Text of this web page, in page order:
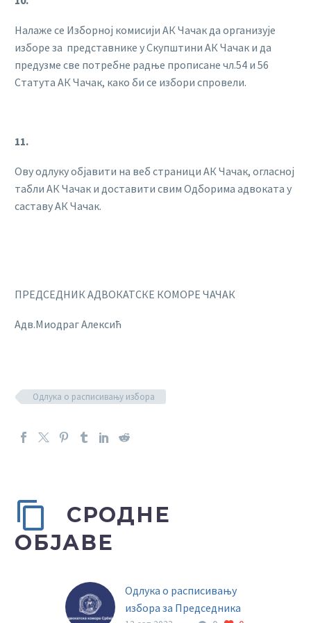
Налаже се Изборној комисији АК Чачак да организује
изборе за представнике у Скупштини АК Чачак и да
предузме све потребне радње прописане чл.54 и 56
Статута АК Чачак, како би се избори спровели.
11.
Ову одлуку објавити на веб страници АК Чачак, огласној
табли АК Чачак и доставити свим Одборима адвоката у
саставу АК Чачак.
ПРЕДСЕДНИК АДВОКАТСКЕ КОМОРЕ ЧАЧАК
Адв.Миодраг Алексић
Одлука о расписивању избора
СРОДНЕ
ОБЈАВЕ
Одлука о расписивању
избора за Председника